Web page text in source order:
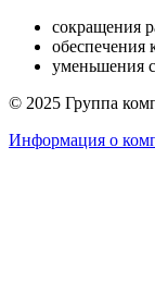
сокращения
обеспечения
уменьшения
© 2025 Группа
Информация о